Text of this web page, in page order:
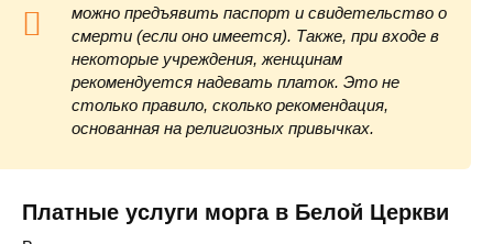
можно предъявить паспорт и свидетельство о
смерти (если оно имеется). Также, при входе в
некоторые учреждения, женщинам
рекомендуется надевать платок. Это не
столько правило, сколько рекомендация,
основанная на религиозных привычках.
Платные услуги морга в Белой Церкви